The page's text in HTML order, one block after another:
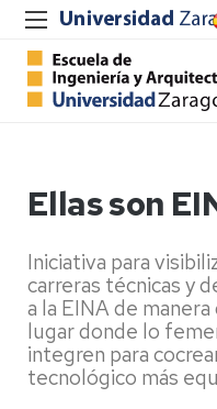
Ellas son
Iniciativa para
carreras técnicas y
a la EINA de
lugar donde lo
integren para
tecnológico más